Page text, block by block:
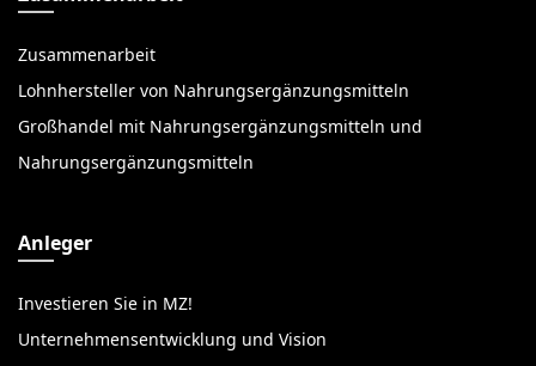
Zusammenarbeit
Lohnhersteller von Nahrungsergänzungsmitteln
Großhandel mit Nahrungsergänzungsmitteln und
Nahrungsergänzungsmitteln
Anleger
Investieren Sie in MZ!
Unternehmensentwicklung und Vision